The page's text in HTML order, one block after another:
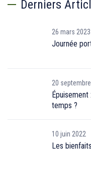
Derniers
26 mars 2023
Journée
20
temps ?
10 juin 2022
Les